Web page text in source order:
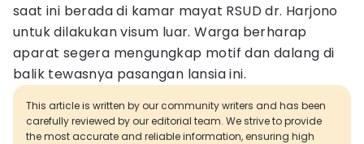
saat ini berada di kamar mayat RSUD dr. Harjono
untuk dilakukan visum luar. Warga berharap
aparat segera mengungkap motif dan dalang di
balik tewasnya pasangan lansia ini.
This article is written by our community writers and has been
carefully reviewed by our editorial team. We strive to provide
the most accurate and reliable information, ensuring high